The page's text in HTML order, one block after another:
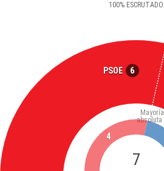
100% ESCRUTADO
PSOE 6
7
Mayoría
absoluta
4